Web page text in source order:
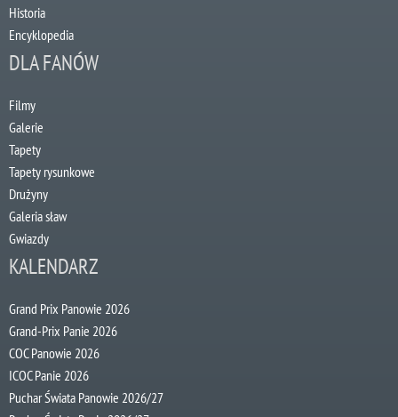
Historia
Encyklopedia
DLA FANÓW
Filmy
Galerie
Tapety
Tapety rysunkowe
Drużyny
Galeria sław
Gwiazdy
KALENDARZ
Grand Prix Panowie 2026
Grand-Prix Panie 2026
COC Panowie 2026
ICOC Panie 2026
Puchar Świata Panowie 2026/27